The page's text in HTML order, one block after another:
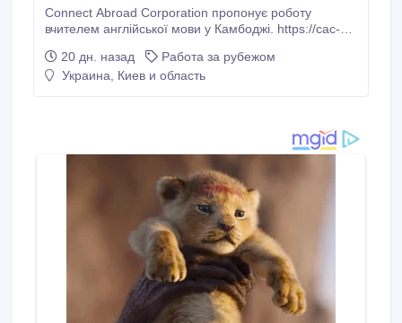
Connect Abroad Corporation пропонує роботу
вчителем англійської мови у Камбоджі. https://cac-
angliyskogo-yazyka/live-and-work-in-cambodia Вимоги
1. English B1 and above 2. вища освіта Обов'язки • 8
20 дн. назад
Работа за рубежом
Украина, Киев и область